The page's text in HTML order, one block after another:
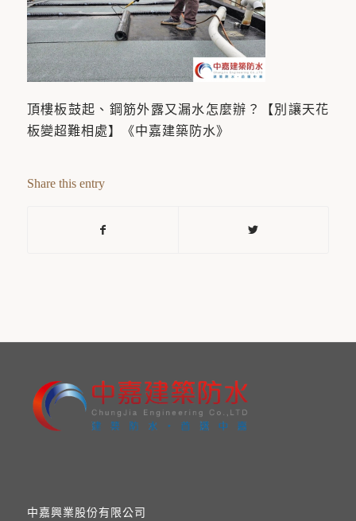
頂樓板鼓起、鋼筋外露又漏水怎麼辦？【別讓天花
板變超難相處】《中嘉建築防水》
Share this entry
中嘉興業股份有限公司